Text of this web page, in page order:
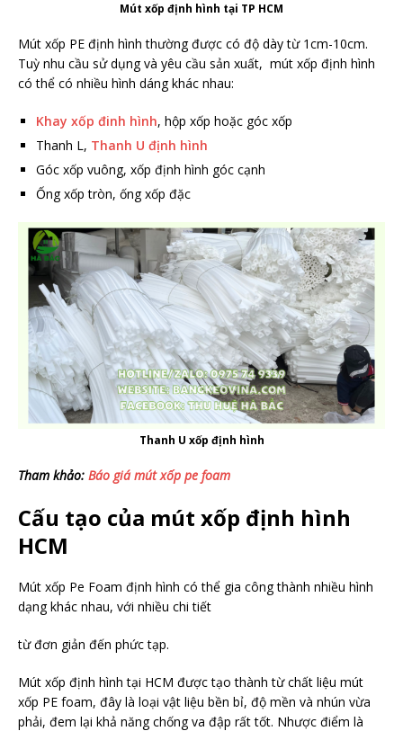
Mút xốp định hình tại TP HCM
Mút xốp PE định hình thường được có độ dày từ 1cm-10cm.
Tuỳ nhu cầu sử dụng và yêu cầu sản xuất, mút xốp định hình
có thể có nhiều hình dáng khác nhau:
Khay xốp đinh hình, hộp xốp hoặc góc xốp
Thanh L, Thanh U định hình
Góc xốp vuông, xốp định hình góc cạnh
Ống xốp tròn, ống xốp đặc
Thanh U xốp định hình
Tham khảo: Báo giá mút xốp pe foam
Cấu tạo của mút xốp định hình
HCM
Mút xốp Pe Foam định hình có thể gia công thành nhiều hình
dạng khác nhau, với nhiều chi tiết
từ đơn giản đến phức tạp.
Mút xốp định hình tại HCM được tạo thành từ chất liệu mút
xốp PE foam, đây là loại vật liệu bền bỉ, độ mền và nhún vừa
phải, đem lại khả năng chống va đập rất tốt. Nhược điểm là